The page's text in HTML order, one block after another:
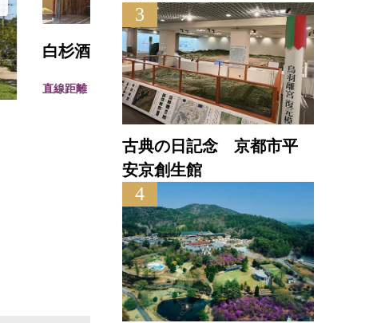
白杉酒造株式会社
直線距離 : 12.3km
3
古典の日記念 京都市平
安京創生館
4